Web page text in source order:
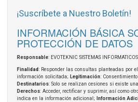
¡Suscríbete a Nuestro Boletín!
INFORMACIÓN BÁSICA
PROTECCIÓN DE DATOS
Responsable: EVOTEKNIC SISTEMAS INFORMATICOS,
Finalidad: Responder las consultas planteadas por
información solicitada; Legitimación:
Destinatarios: Solo se realizan cesiones si existe
Derechos: Acceder, rectificar y suprimir, así como
indica en la información adicional;
Información